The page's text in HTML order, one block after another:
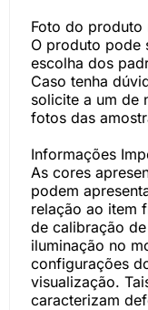
Foto do produto
O produto pode
escolha dos
Caso tenha
solicite a um de
fotos das
Informações
As cores
podem
relação ao item
de calibração
iluminação no
configurações
visualização.
caracterizam